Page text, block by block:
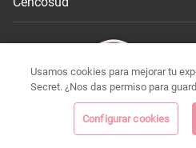
Todos los derechos
Usamos cookies para mejorar tu
Secret. ¿Nos das permiso para
Configurar cookies